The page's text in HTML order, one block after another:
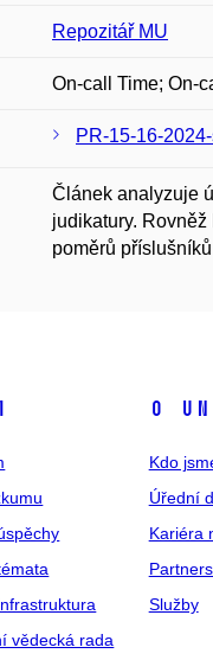
Repozitář MU
On-call Time; On-
PR-15-16-
Článek analyzuje
judikatury.
poměrů
vědecká rada
O
Kdo
Úřední
Kariéra
Služby